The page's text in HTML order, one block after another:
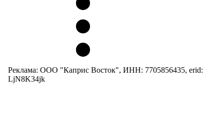
Реклама: ООО "Каприс Восток", ИНН: 7705856435, erid:
LjN8K34jk